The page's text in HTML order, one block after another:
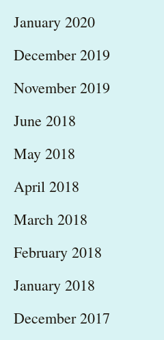
January 2020
December 2019
November 2019
June 2018
May 2018
April 2018
March 2018
February 2018
January 2018
December 2017